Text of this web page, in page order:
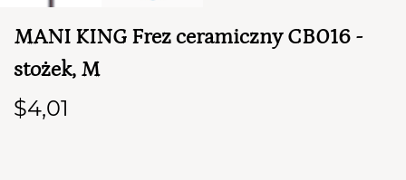
PRZEJDŹ DO KOSZYKA
MANI KING Frez ceramiczny CB016 -
stożek, M
$4,01